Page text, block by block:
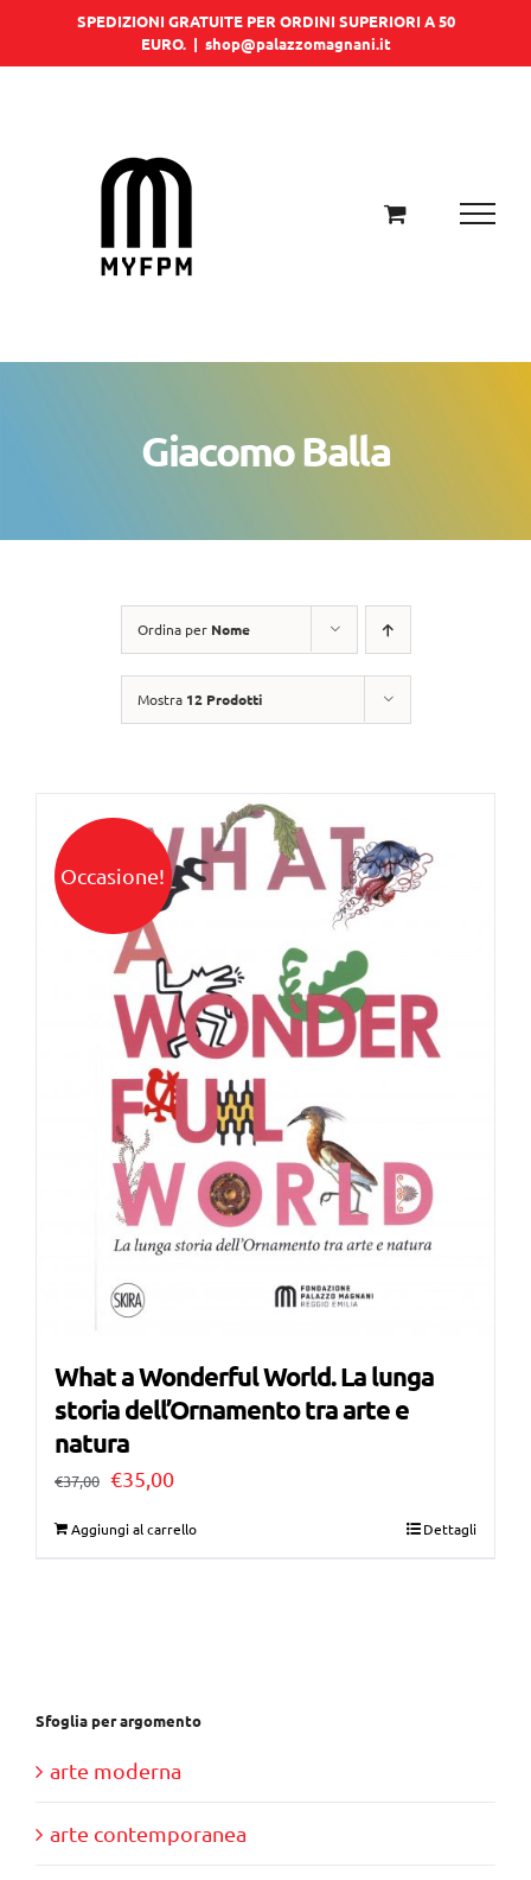
SPEDIZIONI GRATUITE PER ORDINI SUPERIORI A 50
EURO. | shop@palazzomagnani.it
Giacomo Balla
Ordina per Nome
Mostra 12 Prodotti
Occasione!
What a Wonderful World. La lunga
storia dell’Ornamento tra arte e
natura
€37,00 Il
€35,00Il
Aggiungi al carrello Dettagli
Sfoglia per argomento
arte moderna
arte contemporanea